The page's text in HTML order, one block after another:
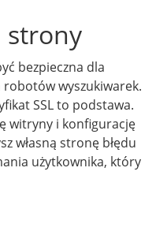
strony
bezpieczna dla
wyszukiwarek.
SSL to podstawa.
witryny i konfigurację
własną stronę błędu
użytkownika, który